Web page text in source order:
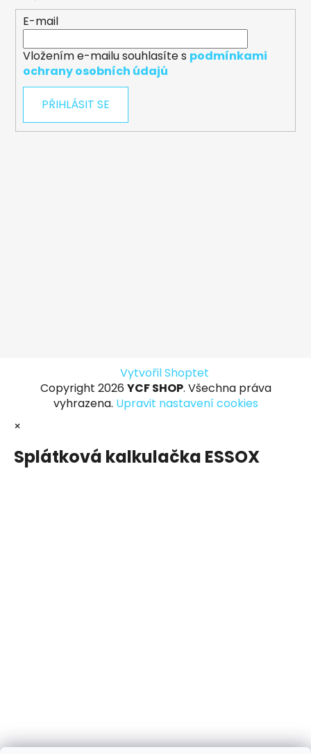
E-mail
Vložením e-mailu souhlasíte s podmínkami
ochrany osobních údajů
PŘIHLÁSIT SE
Vytvořil Shoptet
Copyright 2026 YCF SHOP. Všechna práva
vyhrazena. Upravit nastavení cookies
×
Splátková kalkulačka ESSOX